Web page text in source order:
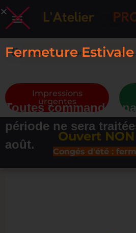
Impressions
urgentes
Ouvert NON
Congés d'été :
Fermeture Estivale
Toutes commandes
période ne sera
août.